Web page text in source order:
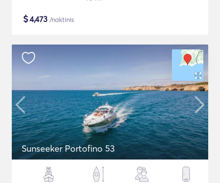
$4,473 /naktinis
Sunseeker Portofino 53